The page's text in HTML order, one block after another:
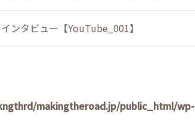
ンタビュー【YouTube_001】
makingtheroad.jp/public_html/wp-